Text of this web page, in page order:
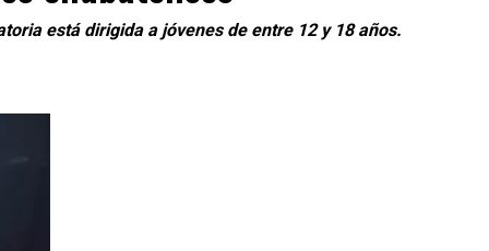
está dirigida a jóvenes de entre 12 y 18 años.